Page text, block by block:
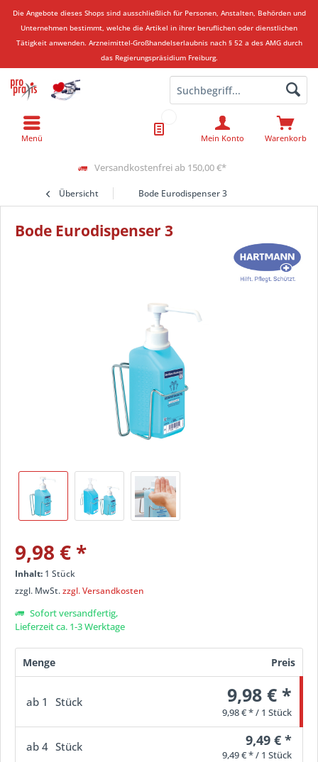
Die Angebote dieses Shops sind ausschließlich für Personen, Anstalten, Behörden und
Unternehmen bestimmt, welche die Artikel in ihrer beruflichen oder dienstlichen
Tätigkeit anwenden. Arzneimittel-Großhandelserlaubnis nach § 52 a des AMG durch
das Regierungspräsidium Freiburg.
Versandkostenfrei ab 150,00 €*
Warenkorb
Mein Konto
Menü
Übersicht Bode Eurodispenser 3
Bode Eurodispenser 3
9,98 € *
Inhalt: 1 Stück
zzgl. MwSt.zzgl. Versandkosten
Sofort versandfertig,
Lieferzeit ca. 1-3 Werktage
Menge Preis
ab 1 Stück 9,98 € *
9,98 € * / 1 Stück
ab 4 Stück 9,49 € *
9,49 € * / 1 Stück